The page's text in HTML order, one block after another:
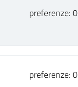
preferenze: 0
preferenze: 0